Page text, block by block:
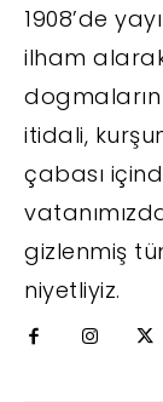
1908’de
ilham alarak
itidali,
çabası
gizlenmiş
niyetliyiz.